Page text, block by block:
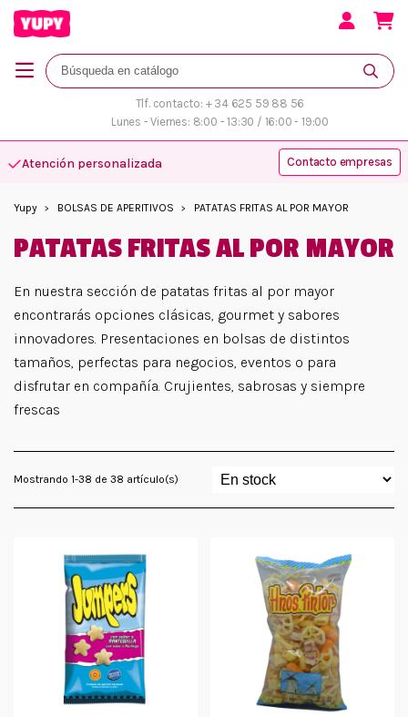
Tlf. contacto: + 34 625 59 88 56
Lunes - Viernes: 8:00 - 13:30 / 16:00 - 19:00
Atención personalizada Contacto empresas
Yupy BOLSAS DE APERITIVOS PATATAS FRITAS AL POR MAYOR
PATATAS FRITAS AL POR MAYOR
En nuestra sección de patatas fritas al por mayor
encontrarás opciones clásicas, gourmet y sabores
innovadores. Presentaciones en bolsas de distintos
tamaños, perfectas para negocios, eventos o para
disfrutar en compañía. Crujientes, sabrosas y siempre
frescas
Mostrando 1-38 de 38 artículo(s)